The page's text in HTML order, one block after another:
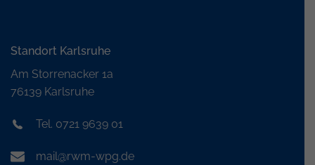
Standort Karlsruhe
Am Storrenacker 1a
76139 Karlsruhe
Tel. 0721 9639 01
mail@rwm-wpg.de